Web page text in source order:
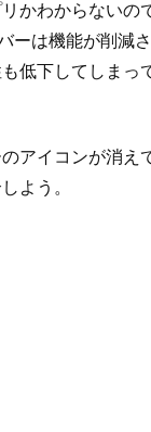
かわからないの
ーは機能が削減
低下してしまっ
アイコンが消え
よう。